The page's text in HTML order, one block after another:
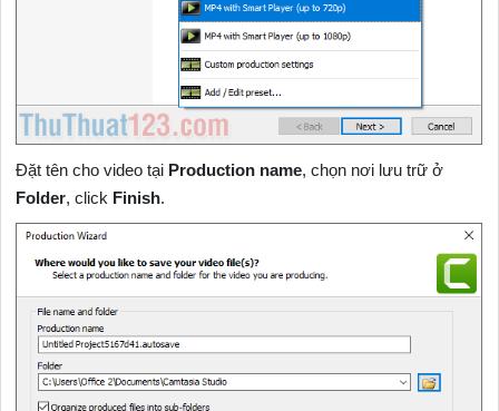
Đặt tên cho video tại Production name, chọn nơi lưu trữ ở
Folder, click Finish.